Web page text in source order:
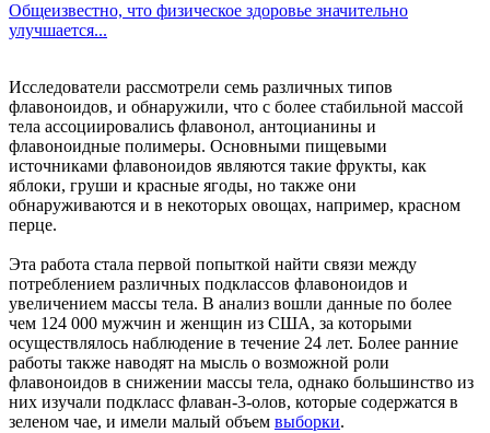
Общеизвестно, что физическое здоровье значительно
улучшается...
Исследователи рассмотрели семь различных типов
флавоноидов, и обнаружили, что с более стабильной массой
тела ассоциировались флавонол, антоцианины и
флавоноидные полимеры. Основными пищевыми
источниками флавоноидов являются такие фрукты, как
яблоки, груши и красные ягоды, но также они
обнаруживаются и в некоторых овощах, например, красном
перце.
Эта работа стала первой попыткой найти связи между
потреблением различных подклассов флавоноидов и
увеличением массы тела. В анализ вошли данные по более
чем 124 000 мужчин и женщин из США, за которыми
осуществлялось наблюдение в течение 24 лет. Более ранние
работы также наводят на мысль о возможной роли
флавоноидов в снижении массы тела, однако большинство из
них изучали подкласс флаван-3-олов, которые содержатся в
зеленом чае, и имели малый объем выборки.